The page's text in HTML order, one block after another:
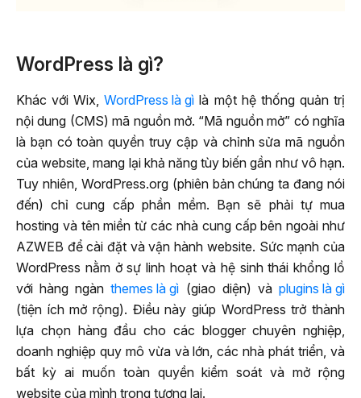
WordPress là gì?
Khác với Wix,WordPress là gì là một hệ thống quản trị
nội dung (CMS) mã nguồn mở. “Mã nguồn mở” có nghĩa
là bạn có toàn quyền truy cập và chỉnh sửa mã nguồn
của website, mang lại khả năng tùy biến gần như vô hạn.
Tuy nhiên, WordPress.org (phiên bản chúng ta đang nói
đến) chỉ cung cấp phần mềm. Bạn sẽ phải tự mua
hosting và tên miền từ các nhà cung cấp bên ngoài như
AZWEB để cài đặt và vận hành website. Sức mạnh của
WordPress nằm ở sự linh hoạt và hệ sinh thái khổng lồ
với hàng ngànthemes là gì (giao diện) vàplugins là gì
(tiện ích mở rộng). Điều này giúp WordPress trở thành
lựa chọn hàng đầu cho các blogger chuyên nghiệp,
doanh nghiệp quy mô vừa và lớn, các nhà phát triển, và
bất kỳ ai muốn toàn quyền kiểm soát và mở rộng
website của mình trong tương lai.